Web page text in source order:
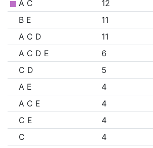
A C
12
B E
11
A C D
11
A C D E
6
C D
5
A E
4
A C E
4
C E
4
C
4